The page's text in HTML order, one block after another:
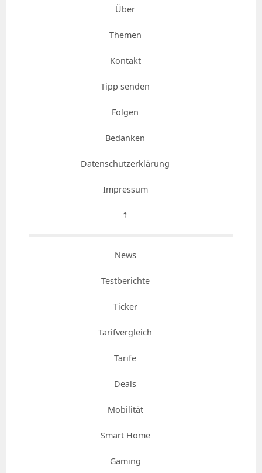
Über
Themen
Kontakt
Tipp senden
Folgen
Bedanken
Datenschutzerklärung
Impressum
⇡
News
Testberichte
Ticker
Tarifvergleich
Tarife
Deals
Mobilität
Smart Home
Gaming